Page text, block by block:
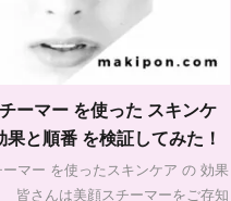
ーマー を使った スキンケ
果と順番 を検証してみた！
ーマー を使ったスキンケア の 効果
皆さんは美顔スチーマーをご存知